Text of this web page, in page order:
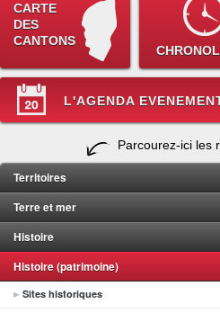
CARTE
DES
CANTONS
L'AGENDA
Parcourez-ici les
Territoires
Terre et mer
Histoire
Histoire (patrimoine)
Sites historiques